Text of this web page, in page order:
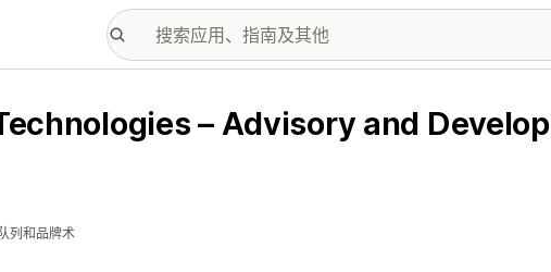
– Advisory and
列和品牌术